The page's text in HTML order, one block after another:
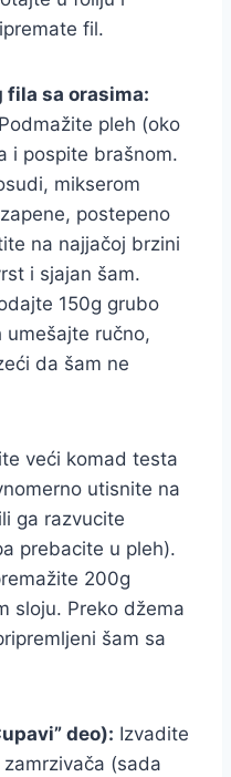
fil.
fila sa orasima:
pleh (oko
i pospite brašnom.
mikserom
postepeno
na najjačoj brzini
i sjajan šam.
150g grubo
umešajte ručno,
da šam ne
veći komad testa
utisnite na
ga razvucite
prebacite u pleh).
200g
sloju. Preko džema
šam sa
deo): Izvadite
(sada